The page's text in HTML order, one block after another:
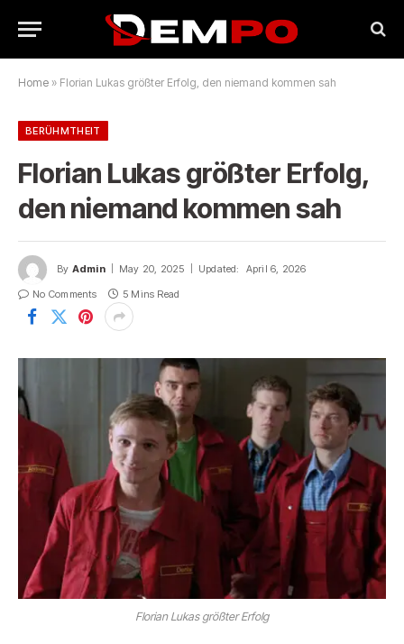
Home » Florian Lukas größter Erfolg, den niemand kommen sah
BERÜHMTHEIT
Florian Lukas größter Erfolg,
den niemand kommen sah
By Admin May 20, 2025 Updated:
April 6, 2026
No Comments
5 Mins Read
Florian Lukas größter Erfolg